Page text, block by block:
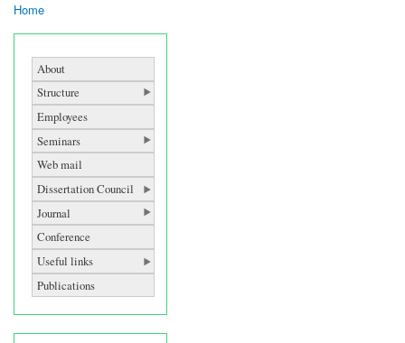
Home
About
Structure
Employees
Seminars
Web mail
Dissertation Council
Journal
Conference
Useful links
Publications